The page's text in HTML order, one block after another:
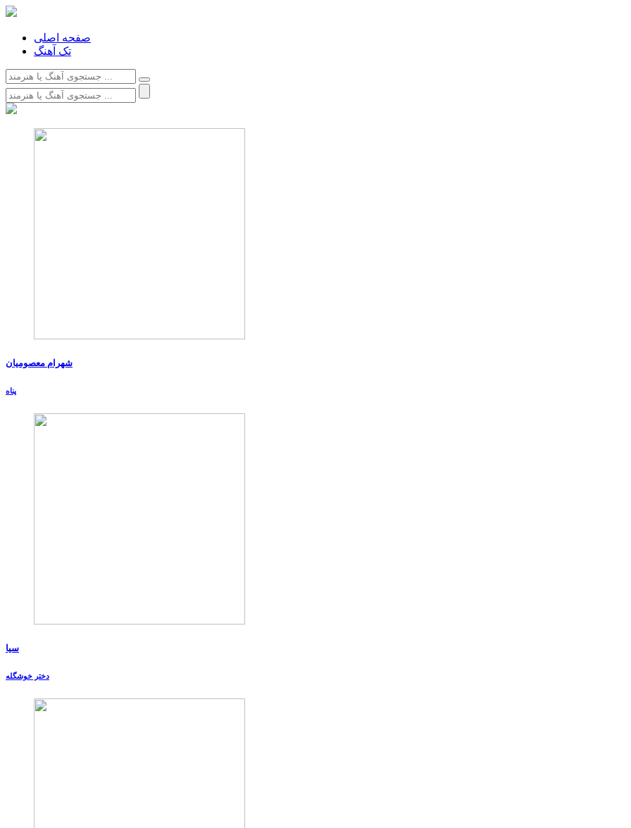
صفحه اصلی
تک آهنگ
شهرام معصومیان
پناه
سیا
دختر خوشگله